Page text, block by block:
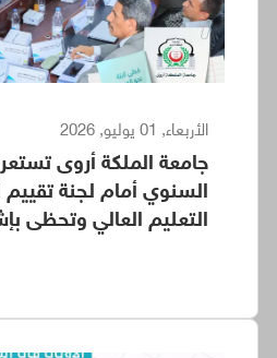
الأربعاء, 01 يوليو, 2026
جامعة الملكة أروى
السنوي أمام لجنة تقييم
التعليم العالي وتحظى